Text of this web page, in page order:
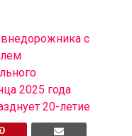
с
2025 года
20-летие